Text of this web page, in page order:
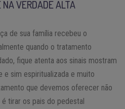
VERDADE ALTA
de sua família recebeu o
quando o tratamento
fique atenta aos sinais mostram
e sim espiritualizada e muito
que devemos oferecer não
tirar os pais do pedestal